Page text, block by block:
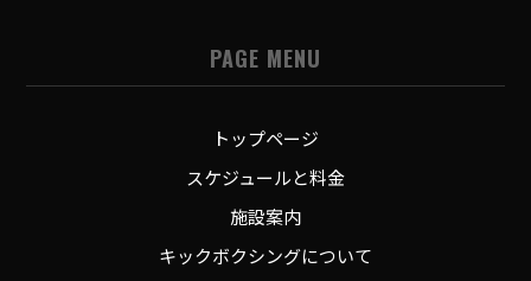
PAGE MENU
トップページ
スケジュールと料金
施設案内
キックボクシングについて